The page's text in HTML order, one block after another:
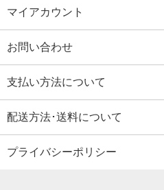
マイアカウント
お問い合わせ
支払い方法について
配送方法･送料について
プライバシーポリシー